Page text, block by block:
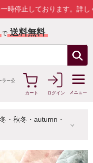
おります。詳しくはこちら
で 送料無料
ラー公
カート
ログイン メニュー
・秋冬・autumn・